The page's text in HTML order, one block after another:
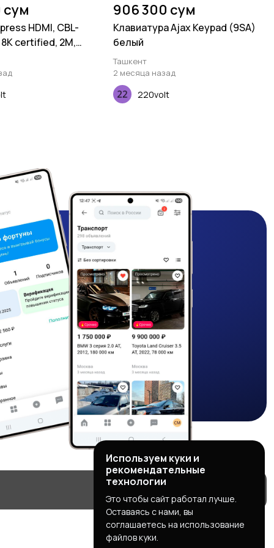
сум
HDMI, CBL-
certified, 2M,
906 300 сум
Клавиатура Ajax Keypad (9SA)
белый
Ташкент
2 месяца назад
220volt
Используем куки и
рекомендательные
технологии
Это чтобы сайт работал лучше.
Оставаясь с нами, вы
соглашаетесь на использование
файлов куки.